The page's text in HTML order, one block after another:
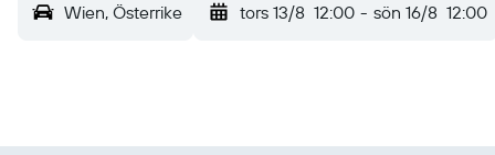
Wien, Österrike tors 13/8 12:00 - sön 16/8 12:00